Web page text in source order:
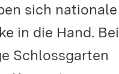
sich
in die Hand.
Schlossgarten